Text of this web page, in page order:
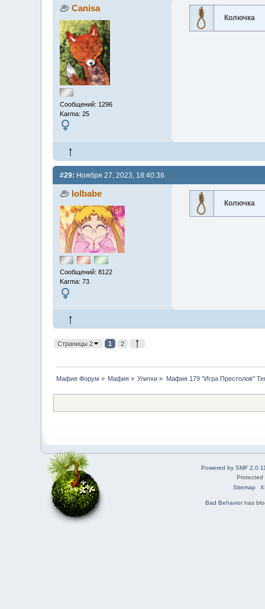
Canisa
Сообщений: 1296
Karma: 25
Колючка
#29: Ноября 27, 2023, 18:40:36
lolbabe
Сообщений: 8122
Karma: 73
Колючка
Страницы 2 1 2
Мафия Форум » Мафия » Улитки » Мафия 179 "Игра Престолов"
Powered by SMF
Sitemap
Bad Behaviorhas